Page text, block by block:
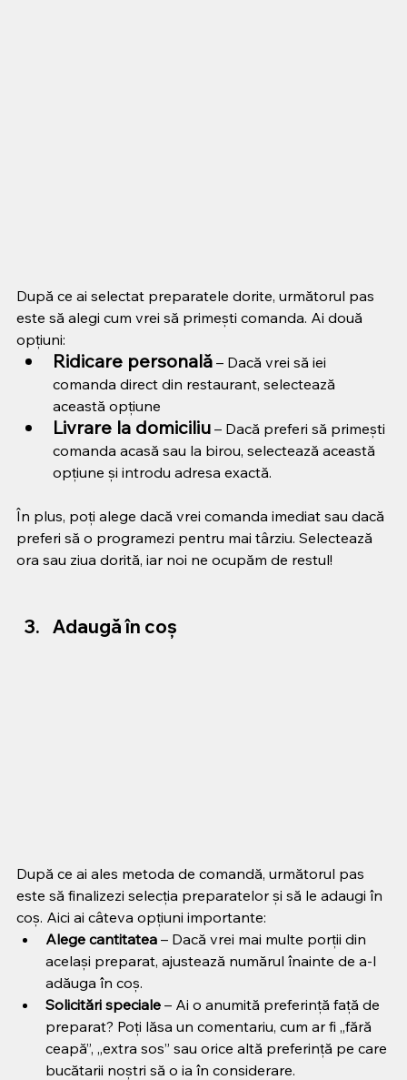
După ce ai selectat preparatele dorite, următorul pas
este să alegi cum vrei să primești comanda. Ai două
opțiuni:
Ridicare personală – Dacă vrei să iei
comanda direct din restaurant, selectează
această opțiune
Livrare la domiciliu – Dacă preferi să primești
comanda acasă sau la birou, selectează această
opțiune și introdu adresa exactă.
În plus, poți alege dacă vrei comanda imediat sau dacă
preferi să o programezi pentru mai târziu. Selectează
ora sau ziua dorită, iar noi ne ocupăm de restul!
Adaugă în coș
După ce ai ales metoda de comandă, următorul pas
este să finalizezi selecția preparatelor și să le adaugi în
coș. Aici ai câteva opțiuni importante:
Alege cantitatea – Dacă vrei mai multe porții din
același preparat, ajustează numărul înainte de a-l
adăuga în coș.
Solicitări speciale – Ai o anumită preferință față de
preparat? Poți lăsa un comentariu, cum ar fi „fără
ceapă”, „extra sos” sau orice altă preferință pe care
bucătarii noștri să o ia în considerare.